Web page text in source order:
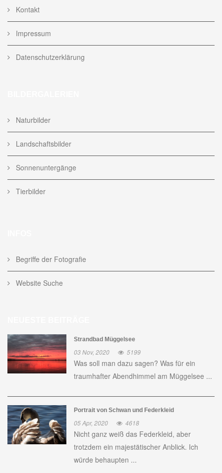
Kontakt
Impressum
Datenschutzerklärung
Naturbilder
Landschaftsbilder
Sonnenuntergänge
Tierbilder
Begriffe der Fotografie
Website Suche
Strandbad Müggelsee
03 Nov, 2020 5199
Was soll man dazu sagen? Was für ein
traumhafter Abendhimmel am Müggelsee ...
Portrait von Schwan und Federkleid
05 Apr, 2020 4618
Nicht ganz weiß das Federkleid, aber
trotzdem ein majestätischer Anblick. Ich
würde behaupten ...